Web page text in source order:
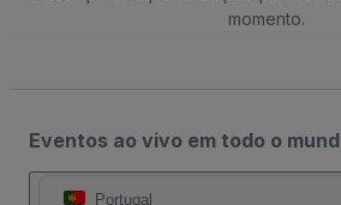
momento.
Eventos ao vivo em todo o
Portugal